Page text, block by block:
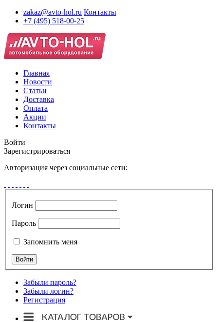
zakaz@avto-hol.ru Контакты
+7 (495) 518-00-25
Главная
Новости
Статьи
Доставка
Оплата
Акции
Контакты
Войти
Зарегистрироваться
Авторизация через социальные сети:
Логин
Пароль
Запомнить меня
Забыли пароль?
Забыли логин?
Регистрация